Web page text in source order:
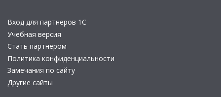
Вход для партнеров 1С
Учебная версия
Стать партнером
Политика конфиденциальности
Замечания по сайту
Другие сайты